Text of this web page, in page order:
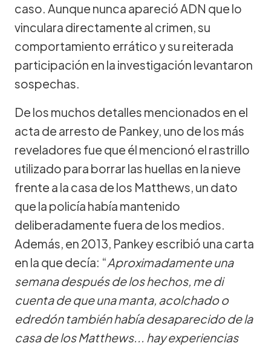
caso. Aunque nunca apareció ADN que lo
vinculara directamente al crimen, su
comportamiento errático y su reiterada
participación en la investigación levantaron
sospechas.
De los muchos detalles mencionados en el
acta de arresto de Pankey, uno de los más
reveladores fue que él mencionó el rastrillo
utilizado para borrar las huellas en la nieve
frente a la casa de los Matthews, un dato
que la policía había mantenido
deliberadamente fuera de los medios.
Además, en 2013, Pankey escribió una carta
en la que decía: “Aproximadamente una
semana después de los hechos, me di
cuenta de que una manta, acolchado o
edredón también había desaparecido de la
casa de los Matthews... hay experiencias